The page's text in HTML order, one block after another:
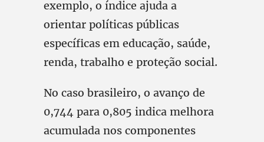
exemplo, o índice ajuda a
orientar políticas públicas
específicas em educação, saúde,
renda, trabalho e proteção social.
No caso brasileiro, o avanço de
0,744 para 0,805 indica melhora
acumulada nos componentes